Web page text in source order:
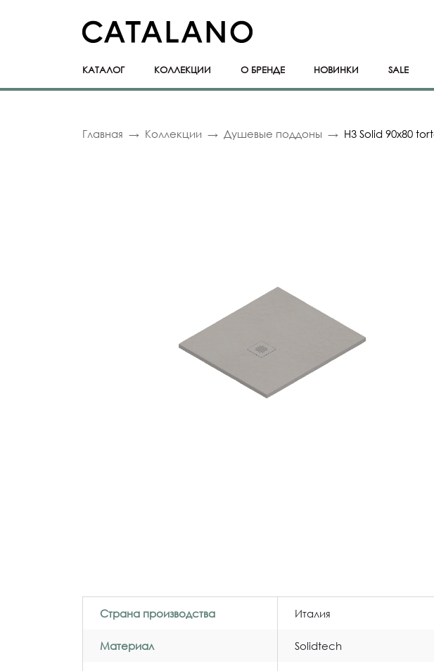
КАТАЛОГ КОЛЛЕКЦИИ О БРЕНДЕ НОВИНКИ SALE
Главная Коллекции Душевые поддоны H3 Solid 90x80
Страна производства Италия
Материал Solidtech